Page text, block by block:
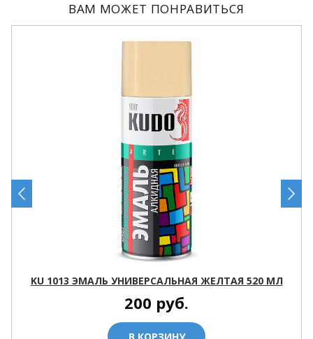
ВАМ МОЖЕТ ПОНРАВИТЬСЯ
KU 1013 ЭМАЛЬ УНИВЕРСАЛЬНАЯ ЖЕЛТАЯ 520 МЛ
200 руб.